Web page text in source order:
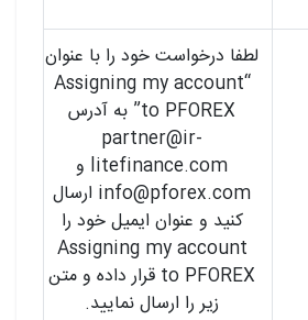
لطفا درخواست خود را با عنوان
“Assigning my account
to PFOREX” به آدرس
partner@ir-
litefinance.com و
info@pforex.com ارسال
کنید و عنوان ایمیل خود را
Assigning my account
to PFOREX قرار داده و متن
زیر را ارسال نمایید.